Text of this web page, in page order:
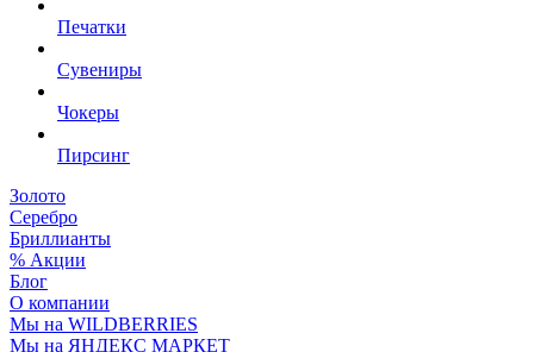
Печатки
Сувениры
Чокеры
Пирсинг
Золото
Серебро
Бриллианты
% Акции
Блог
О компании
Мы на WILDBERRIES
Мы на ЯНДЕКС МАРКЕТ